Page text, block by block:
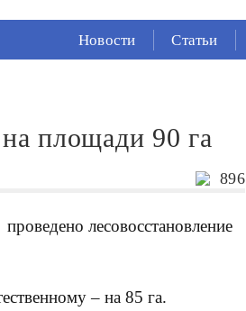
ВЛАДИКАВКАЗЕ
1.72 м/с
Новости Статьи
площади 90 га
896
лесовосстановление
– на 85 га.